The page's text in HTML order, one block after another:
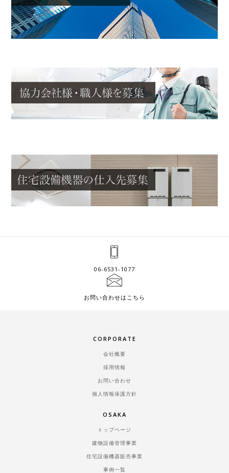
06-6531-1077
お問い合わせはこちら
CORPORATE
会社概要
採用情報
お問い合わせ
個人情報保護方針
OSAKA
トップページ
建物設備管理事業
住宅設備機器販売事業
事例一覧